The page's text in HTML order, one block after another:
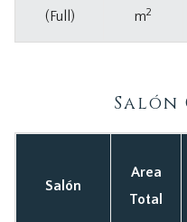
(Full)
m2
Salón
Salón
Area
Total